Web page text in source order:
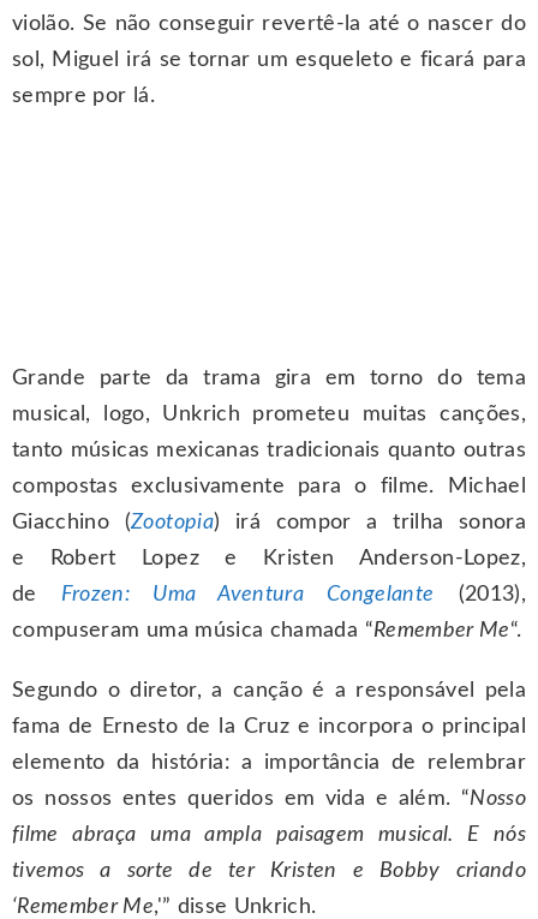
violão. Se não conseguir revertê-la até o nascer do
sol, Miguel irá se tornar um esqueleto e ficará para
sempre por lá.
Grande parte da trama gira em torno do tema
musical, logo, Unkrich prometeu muitas canções,
tanto músicas mexicanas tradicionais quanto outras
compostas exclusivamente para o filme. Michael
Giacchino (Zootopia) irá compor a trilha sonora
e Robert Lopez e Kristen Anderson-Lopez,
de Frozen: Uma Aventura Congelante (2013),
compuseram uma música chamada “Remember Me“.
Segundo o diretor, a canção é a responsável pela
fama de Ernesto de la Cruz e incorpora o principal
elemento da história: a importância de relembrar
os nossos entes queridos em vida e além. “Nosso
filme abraça uma ampla paisagem musical. E nós
tivemos a sorte de ter Kristen e Bobby criando
‘Remember Me,'” disse Unkrich.